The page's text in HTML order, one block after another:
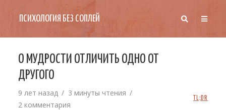
ПСИХОЛОГИЯ БЕЗ СОПЛЕЙ
О МУДРОСТИ ОТЛИЧИТЬ ОДНО ОТ
ДРУГОГО
9 лет назад
3 минуты чтения
2 комментария
TL;DR